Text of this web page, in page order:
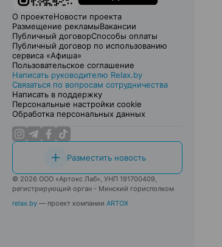
О проектеНовости проекта
Размещение рекламыВакансии
Публичный договорСпособы оплаты
Публичный договор по использованию
сервиса «Афиша»
Пользовательское соглашение
Написать руководителю Relax.by
Связаться по вопросам сотрудничества
Написать в поддержку
Персональные настройки cookie
Обработка персональных данных
Разместить новость
© 2026 ООО «Артокс Лаб», УНП 191700409,
регистрирующий орган - Минский горисполком
relax.by — проект компании ARTOX